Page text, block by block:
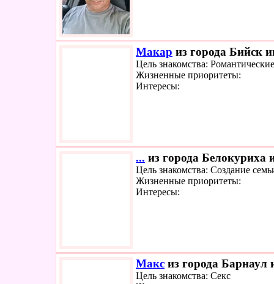
Макар из города Бийск
Цель знакомства:
Жизненные приоритеты:
Интересы:
... из города Белокуриха
Цель знакомства: Создание
Жизненные приоритеты:
Интересы:
Макс из города Барнаул
Цель знакомства: Секс